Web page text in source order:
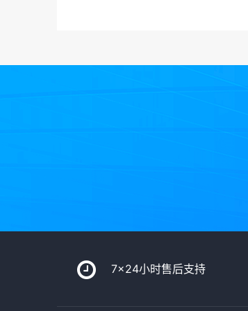
7x24小时售后支持